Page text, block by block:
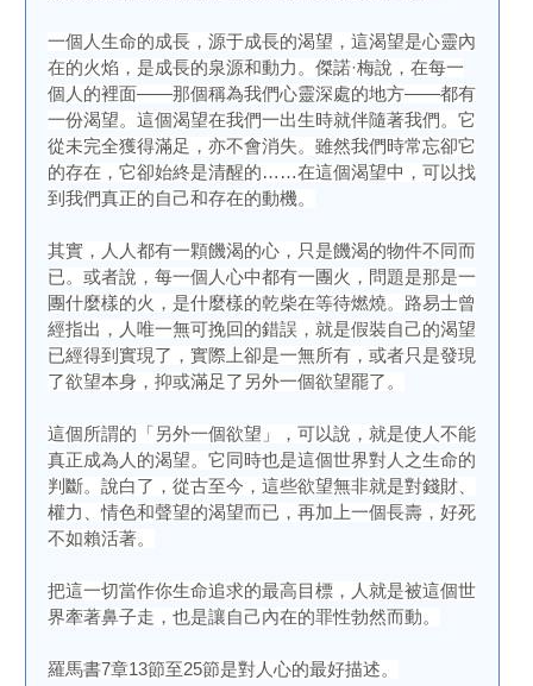
一個人生命的成長，源于成長的渴望，這渴望是心靈內
在的火焰，是成長的泉源和動力。傑諾·梅說，在每一
個人的裡面——那個稱為我們心靈深處的地方——都有
一份渴望。這個渴望在我們一出生時就伴隨著我們。它
從未完全獲得滿足，亦不會消失。雖然我們時常忘卻它
的存在，它卻始終是清醒的……在這個渴望中，可以找
到我們真正的自己和存在的動機。
其實，人人都有一顆饑渴的心，只是饑渴的物件不同而
已。或者說，每一個人心中都有一團火，問題是那是一
團什麼樣的火，是什麼樣的乾柴在等待燃燒。路易士曾
經指出，人唯一無可挽回的錯誤，就是假裝自己的渴望
已經得到實現了，實際上卻是一無所有，或者只是發現
了欲望本身，抑或滿足了另外一個欲望罷了。
這個所謂的「另外一個欲望」，可以說，就是使人不能
真正成為人的渴望。它同時也是這個世界對人之生命的
判斷。說白了，從古至今，這些欲望無非就是對錢財、
權力、情色和聲望的渴望而已，再加上一個長壽，好死
不如賴活著。
把這一切當作你生命追求的最高目標，人就是被這個世
界牽著鼻子走，也是讓自己內在的罪性勃然而動。
羅馬書7章13節至25節是對人心的最好描述。